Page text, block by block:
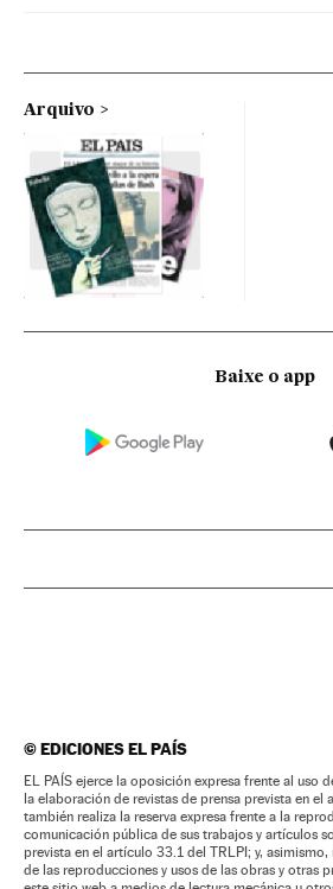
Arquivo
Baixe o app
©EDICIONES EL PAÍS
EL PAÍS ejerce la oposición expresa frente al uso
la elaboración de revistas de prensa prevista en el
también realiza la reserva expresa frente a la
comunicación pública de sus trabajos y artículos
prevista en el artículo 33.1 del TRLPI; y, asimismo,
de las reproducciones y usos de las obras y otras